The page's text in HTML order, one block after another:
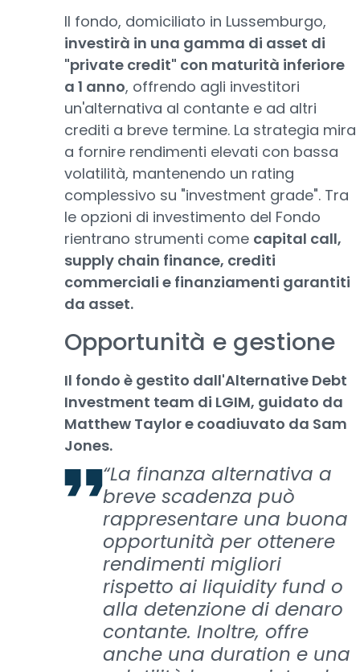
Il fondo, domiciliato in Lussemburgo,
investirà in una gamma di asset di
"private credit" con maturità inferiore
a 1 anno, offrendo agli investitori
un'alternativa al contante e ad altri
crediti a breve termine. La strategia mira
a fornire rendimenti elevati con bassa
volatilità, mantenendo un rating
complessivo su "investment grade". Tra
le opzioni di investimento del Fondo
rientrano strumenti come capital call,
supply chain finance, crediti
commerciali e finanziamenti garantiti
da asset.
Opportunità e gestione
Il fondo è gestito dall'Alternative Debt
Investment team di LGIM, guidato da
Matthew Taylor e coadiuvato da Sam
Jones.
“La finanza alternativa a
breve scadenza può
rappresentare una buona
opportunità per ottenere
rendimenti migliori
rispetto ai liquidity fund o
alla detenzione di denaro
contante. Inoltre, offre
anche una duration e una